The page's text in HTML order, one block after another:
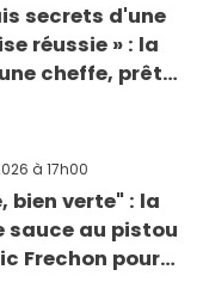
secrets d'une
réussie » : la
cheffe, prête
à 17h00
bien verte" : la
sauce au pistou
Frechon pour